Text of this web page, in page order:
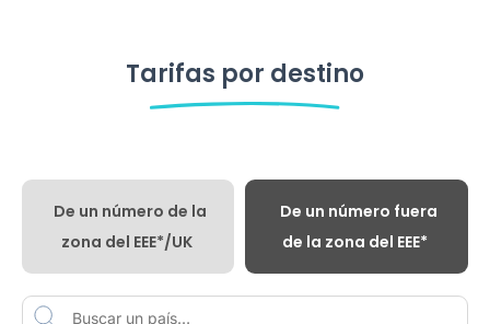
Tarifas por destino
De un número de la
zona del EEE*/UK
De un número fuera
de la zona del EEE*